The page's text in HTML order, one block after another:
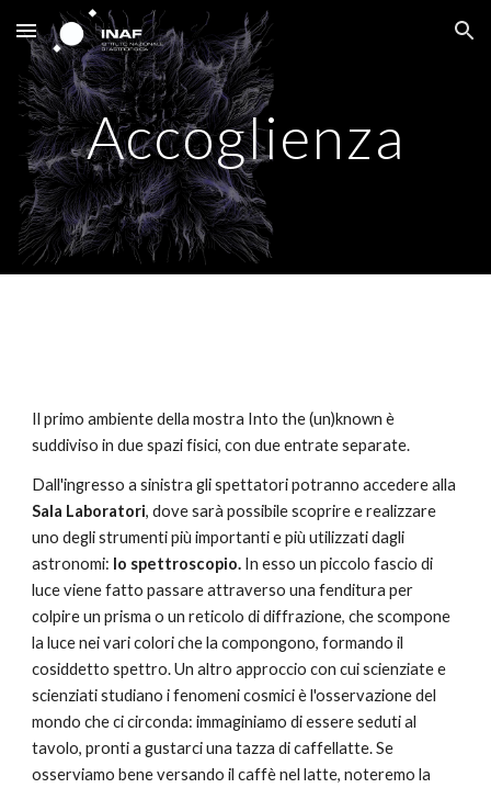
Skip to main content Skip to navigation
Accoglienza
Il primo ambiente della mostra Into the (un)known è
suddiviso in due spazi fisici, con due entrate separate.
Sala Laboratori, dove sarà possibile scoprire e realizzare
uno degli strumenti più importanti e più utilizzati dagli
astronomi: lo spettroscopio. In esso un piccolo fascio di
luce viene fatto passare attraverso una fenditura per
colpire un prisma o un reticolo di diffrazione, che scompone
la luce nei vari colori che la compongono, formando il
cosiddetto spettro. Un altro approccio con cui scienziate e
scienziati studiano i fenomeni cosmici è l'osservazione del
mondo che ci circonda: immaginiamo di essere seduti al
tavolo, pronti a gustarci una tazza di caffellatte. Se
osserviamo bene versando il caffè nel latte, noteremo la